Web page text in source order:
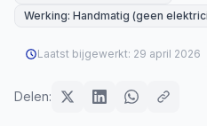
Werking: Handmatig (geen
Laatst bijgewerkt: 29 april 2026
Delen: